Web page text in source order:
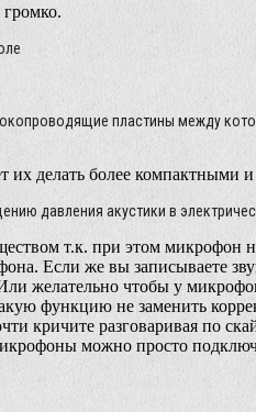
пластины между
их делать более компактными
давления акустики в
т.к. при этом
Если же вы записываете
желательно чтобы у
функцию не заменить
кричите разговаривая по
можно просто